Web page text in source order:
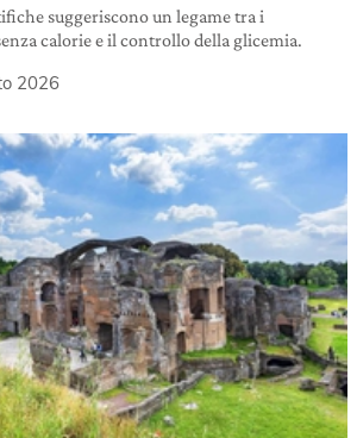
suggeriscono un legame tra i
calorie e il controllo della glicemia.
2026